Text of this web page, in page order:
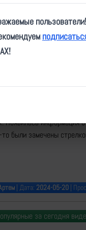
ожесточённые бои под
Появилась информация
были замечены
| Дата: 2024-05-20|
за сегодня